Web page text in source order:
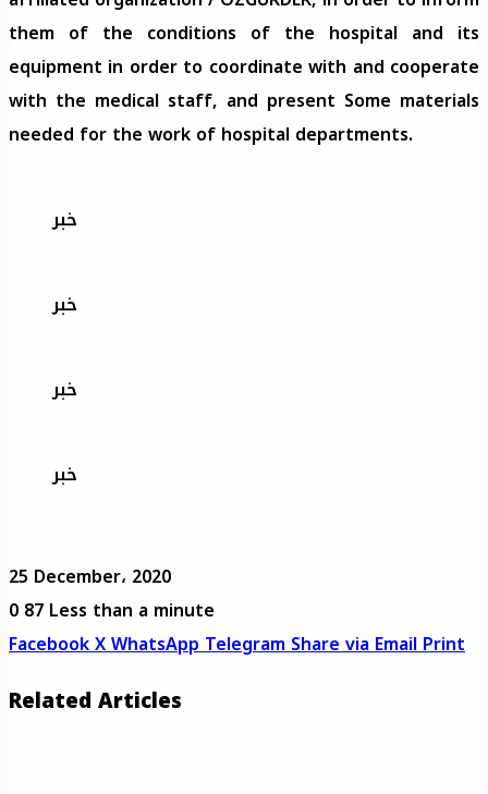
them of the conditions of the hospital and its
equipment in order to coordinate with and cooperate
with the medical staff, and present Some materials
needed for the work of hospital departments.
خبر
خبر
خبر
خبر
25 December، 2020
087Less than a minute
FacebookXWhatsAppTelegramShare via EmailPrint
Related Articles